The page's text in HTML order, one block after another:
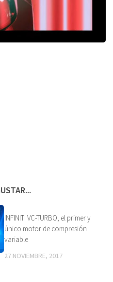
INFINITI VC-TURBO, el primer y
único motor de compresión
variable
27 NOVIEMBRE, 2017